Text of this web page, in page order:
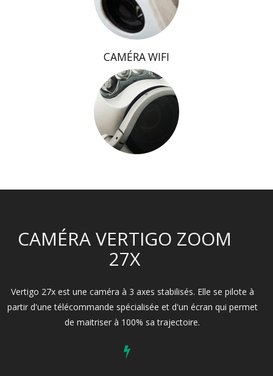
CAMÉRA WIFI
CAMÉRA VERTIGO ZOOM
27X
Vertigo 27x est une caméra à 3 axes stabilisés. Elle se pilote à
partir d'une télécommande spécialisée et d'un écran qui permet
de maitriser à 100% sa trajectoire.